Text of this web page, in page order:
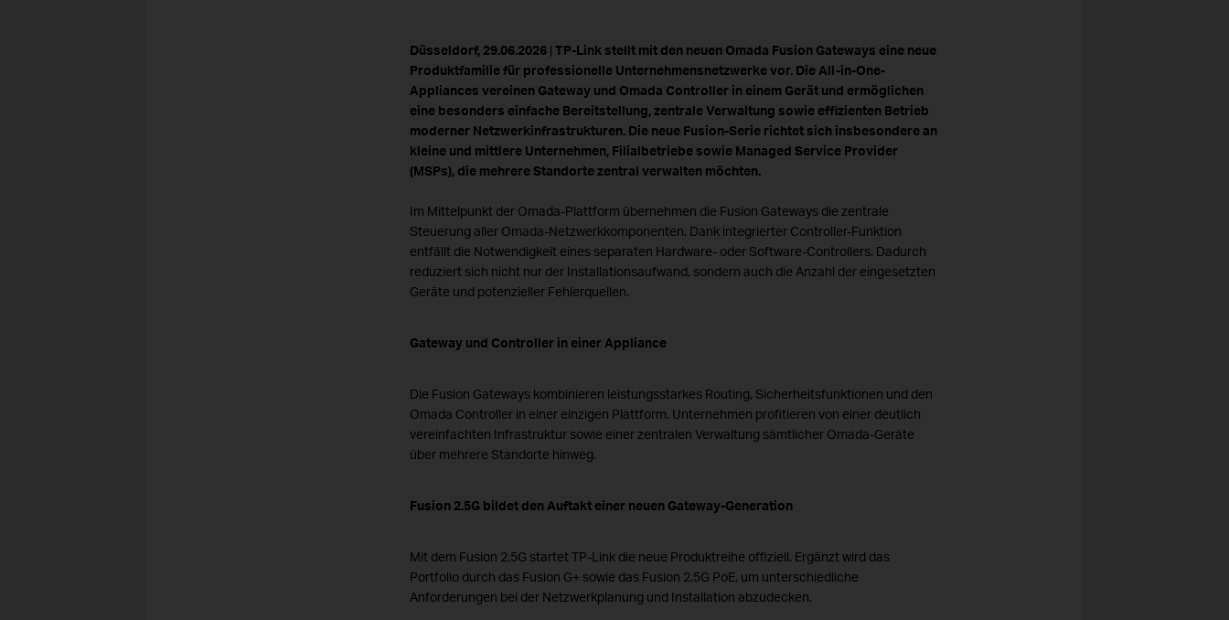
Düsseldorf, 29.06.2026 | TP-Link stellt mit den neuen Omada Fusion Gateways eine neue
Produktfamilie für professionelle Unternehmensnetzwerke vor. Die All-in-One-
Appliances vereinen Gateway und Omada Controller in einem Gerät und ermöglichen
eine besonders einfache Bereitstellung, zentrale Verwaltung sowie effizienten Betrieb
moderner Netzwerkinfrastrukturen. Die neue Fusion-Serie richtet sich insbesondere an
kleine und mittlere Unternehmen, Filialbetriebe sowie Managed Service Provider
(MSPs), die mehrere Standorte zentral verwalten möchten.
Im Mittelpunkt der Omada-Plattform übernehmen die Fusion Gateways die zentrale
Steuerung aller Omada-Netzwerkkomponenten. Dank integrierter Controller-Funktion
entfällt die Notwendigkeit eines separaten Hardware- oder Software-Controllers. Dadurch
reduziert sich nicht nur der Installationsaufwand, sondern auch die Anzahl der eingesetzten
Geräte und potenzieller Fehlerquellen.
Gateway und Controller in einer Appliance
Die Fusion Gateways kombinieren leistungsstarkes Routing, Sicherheitsfunktionen und den
Omada Controller in einer einzigen Plattform. Unternehmen profitieren von einer deutlich
vereinfachten Infrastruktur sowie einer zentralen Verwaltung sämtlicher Omada-Geräte
über mehrere Standorte hinweg.
Fusion 2.5G bildet den Auftakt einer neuen Gateway-Generation
Mit dem Fusion 2.5G startet TP-Link die neue Produktreihe offiziell. Ergänzt wird das
Portfolio durch das Fusion G+ sowie das Fusion 2.5G PoE, um unterschiedliche
Anforderungen bei der Netzwerkplanung und Installation abzudecken.